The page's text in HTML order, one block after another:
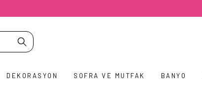
DEKORASYON SOFRA VE MUTFAK BANYO